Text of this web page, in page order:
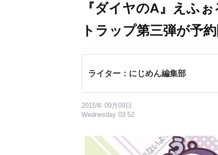
『ダイヤのA』えふ
トラップ第三弾が予約
ライター：にじめん編集部
2015年 09月09日
Wednesday 03:52